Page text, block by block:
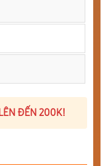
ĐẾN 200K!